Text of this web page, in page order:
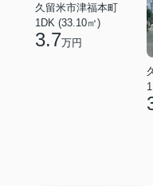
久留米市津福本町
1DK (33.10㎡)
3.7万円